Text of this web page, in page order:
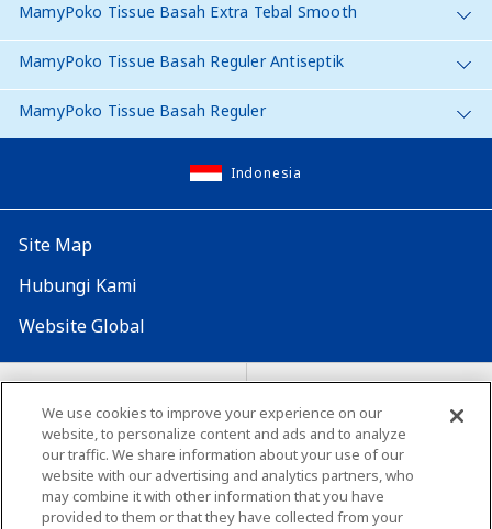
MamyPoko Tissue Basah Extra Tebal Smooth
MamyPoko Tissue Basah Reguler Antiseptik
MamyPoko Tissue Basah Reguler
Indonesia
Site Map
Hubungi Kami
Website Global
Map Situs Lokasi seluruh dunia
Tentang penggunaan situs ini Lingkungan yang dianjurkan
We use cookies to improve your experience on our
website, to personalize content and ads and to analyze
our traffic. We share information about your use of our
website with our advertising and analytics partners, who
may combine it with other information that you have
provided to them or that they have collected from your